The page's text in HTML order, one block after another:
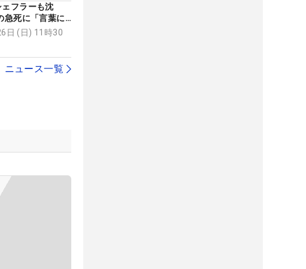
フラーも沈
死に「言葉に
日 (日) 11時30
ニュース一覧